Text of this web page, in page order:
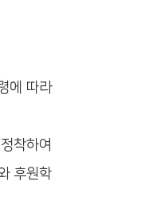
에 따라
착하여
후원학